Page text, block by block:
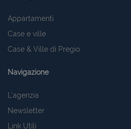
Appartamenti
Case e ville
Case & Ville di Pregio
Navigazione
L'agenzia
Newsletter
Link Utili